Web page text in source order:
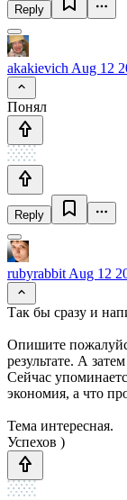
Reply
akakievich Aug 12
Понял
Reply
rubyrabbit Aug 12
Так бы сразу и
Опишите
результате. А
Сейчас
экономия, а что
Тема интересная.
Успехов )